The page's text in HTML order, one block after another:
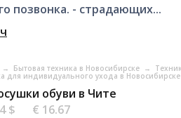
позвонка. - страдающих...
→ Бытовая техника в Новосибирске →
для индивидуального ухода в Новосибирске
обуви в Чите
$
€ 16.67